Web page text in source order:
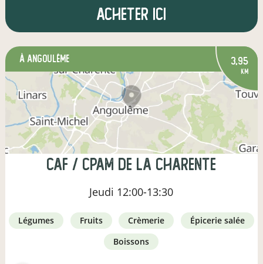
Acheter ici
à Angoulême 3,95
km
CAF / CPAM de la Charente
Jeudi 12:00-13:30
légumes fruits crèmerie
épicerie salée
boissons